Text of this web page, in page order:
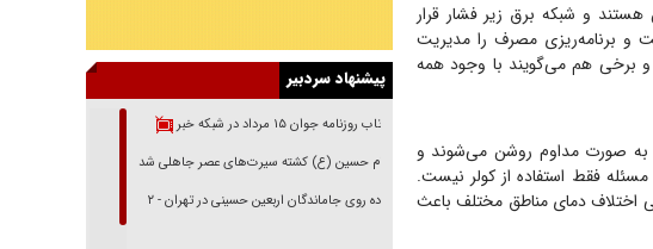
هستند و شبکه برق زیر فشار قرار
و برنامه‌ریزی مصرف را مدیریت
برخی هم می‌گویند با وجود همه
به صورت مداوم روشن می‌شوند و
فقط استفاده از کولر نیست.
اختلاف دمای مناطق مختلف باعث
پیشنهاد سردبیر
بازتاب روزنامه جوان ۱۵ مرداد در شبکه خبر
امام حسین (ع) کشته سیرت‌های عصر جاهلی شد
پیاده روی جاماندگان اربعین حسینی در تهران - ۲